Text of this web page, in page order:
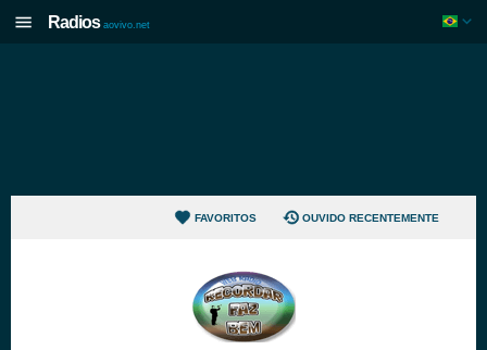
Radios aovivo.net
FAVORITOS OUVIDO RECENTEMENTE